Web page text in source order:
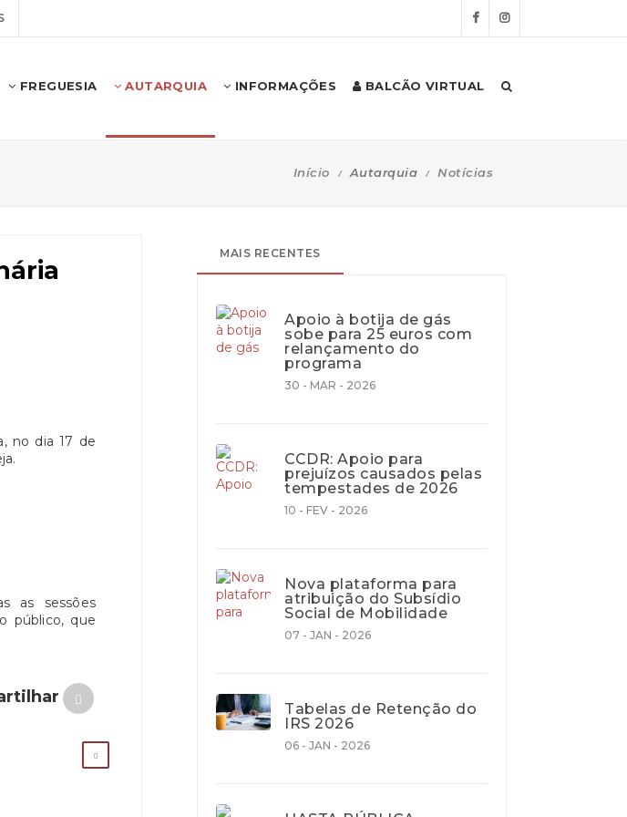
FREGUESIA AUTARQUIA INFORMAÇÕES BALCÃO VIRTUAL
Início Autarquia Notícias
no dia 17 de
as sessões
público, que
MAIS RECENTES
Apoio à botija de gás
sobe para 25 euros com
relançamento do
programa
30 - MAR - 2026
CCDR: Apoio para
prejuízos causados pelas
tempestades de 2026
10 - FEV - 2026
Nova plataforma para
atribuição do Subsídio
Social de Mobilidade
07 - JAN - 2026
Tabelas de Retenção do
IRS 2026
06 - JAN - 2026